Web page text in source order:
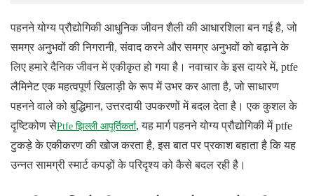
पहनने योग्य प्रौद्योगिकी आधुनिक जीवन शैली की आधारशिला बन गई है, जो
समग्र अनुभवों की निगरानी, संवाद करने और समग्र अनुभवों को बढ़ाने के
लिए हमारे दैनिक जीवन में एकीकृत हो गया है। नवाचार के इस दायरे में, ptfe
लैमिनेट एक महत्वपूर्ण खिलाड़ी के रूप में उभर कर आता है, जो साधारण
पहनने वाले को बुद्धिमान, उत्तरदायी उपकरणों में बदल देता है। एक कुशल के
दृष्टिकोण सेPtfe झिल्ली आपूर्तिकर्ता, यह मार्ग पहनने योग्य प्रौद्योगिकी में ptfe
टुकड़े के एकीकरण की खोज करता है, इस बात पर प्रकाश बहाता है कि यह
उन्नत सामग्री स्मार्ट कपड़ों के परिदृश्य को कैसे बदल रही है।